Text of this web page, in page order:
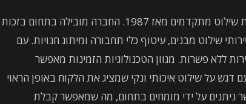
חברת "משה שלום עיצובים" מציעה פתרונות שילוט מתקדמים מאז 1987. החברה מובילה בתחום בזכות
שילוט מבנים, עיטוף כלי תחבורה ומיתוג חנויות. עם
ללא פשרות. מגוון הטכנולוגיות הזמינות מאפשר
על שילוט איכותי ונקי שמציג את הלקוח באופן הראוי
ניתנים על ידי מומחים בתחום, מה שמאפשר קבלת